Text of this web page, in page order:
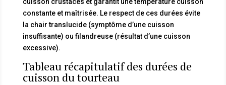
constante et maîtrisée. Le respect de ces durées évite
la chair translucide (symptôme d’une cuisson
insuffisante) ou filandreuse (résultat d’une cuisson
excessive).
Tableau récapitulatif des durées de
cuisson du tourteau